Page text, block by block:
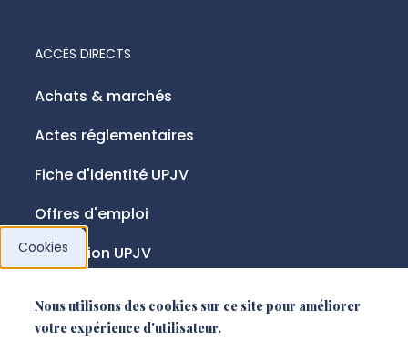
ACCÈS DIRECTS
Achats & marchés
Actes réglementaires
Fiche d'identité UPJV
Offres d'emploi
Fondation UPJV
NOUS SUIVRE
Cookies
Nous utilisons des cookies sur ce site pour améliorer
votre expérience d'utilisateur.